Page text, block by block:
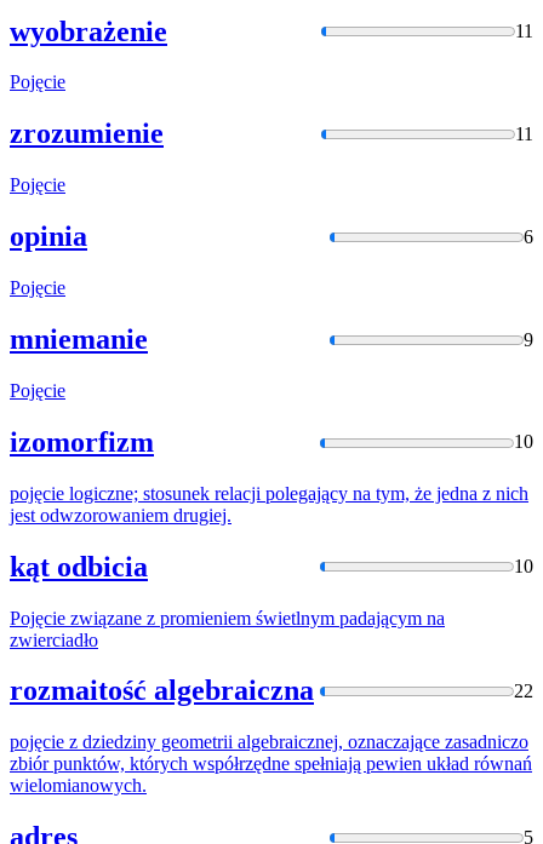
wyobrażenie 11
Pojęcie
zrozumienie 11
Pojęcie
opinia 6
Pojęcie
mniemanie 9
Pojęcie
izomorfizm 10
pojęcie logiczne; stosunek relacji polegający na tym, że jedna z nich
jest odwzorowaniem drugiej.
kąt odbicia 10
Pojęcie związane z promieniem świetlnym padającym na
zwierciadło
rozmaitość algebraiczna 22
pojęcie z dziedziny geometrii algebraicznej, oznaczające zasadniczo
zbiór punktów, których współrzędne spełniają pewien układ równań
wielomianowych.
adres 5